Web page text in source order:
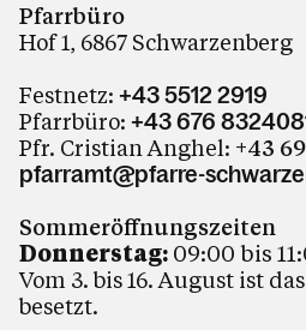
Pfarrbüro
Hof 1, 6867 Schwarzenberg
Festnetz: +43 5512 2919
Pfarrbüro: +43 676
Pfr. Cristian Anghel: +43
pfarramt@pfarre-
Sommeröffnungszeiten
Donnerstag: 09:00 bis
Vom 3. bis 16. August ist
besetzt.